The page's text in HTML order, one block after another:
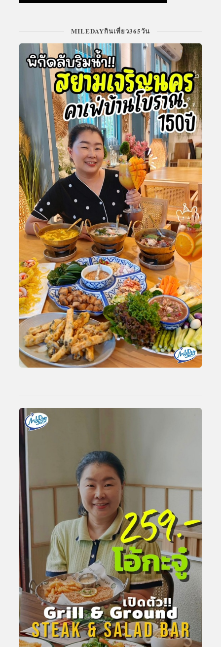
MILEDAYกินเที่ยว365วัน